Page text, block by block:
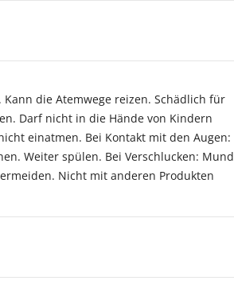
die Atemwege reizen. Schädlich für
Darf nicht in die Hände von Kindern
einatmen. Bei Kontakt mit den Augen:
Weiter spülen. Bei Verschlucken: Mund
Nicht mit anderen Produkten